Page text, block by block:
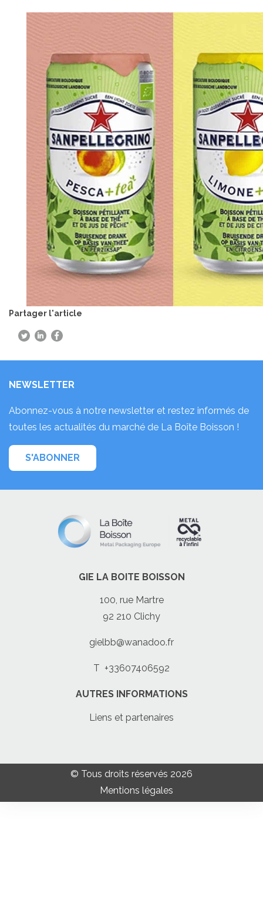
Partager l'article
NEWSLETTER
Abonnez-vous à notre newsletter et restez informés de
toutes les actualités du marché de La Boîte Boisson !
S'ABONNER
GIE LA BOITE BOISSON
100, rue Martre
92 210 Clichy
gielbb@wanadoo.fr
T +33607406592
AUTRES INFORMATIONS
Liens et partenaires
© Tous droits réservés 2026
Mentions légales